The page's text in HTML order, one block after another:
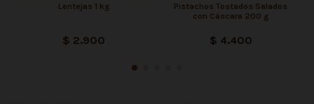
Lentejas 1 kg
$ 2.900
Pistachos Tostados Salados
con Cáscara 200 g
$ 4.400